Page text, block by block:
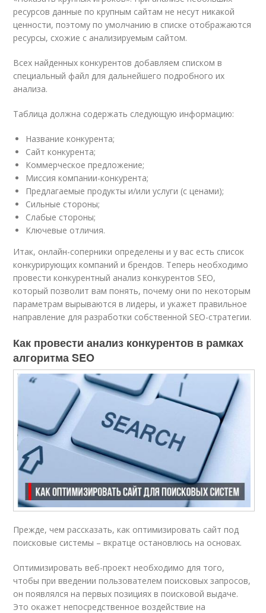
ресурсов данные по крупным сайтам не несут никакой
ценности, поэтому по умолчанию в списке отображаются
ресурсы, схожие с анализируемым сайтом.
Всех найденных конкурентов добавляем списком в
специальный файл для дальнейшего подробного их
анализа.
Таблица должна содержать следующую информацию:
Название конкурента;
Сайт конкурента;
Коммерческое предложение;
Миссия компании-конкурента;
Предлагаемые продукты и/или услуги (с ценами);
Сильные стороны;
Слабые стороны;
Ключевые отличия.
Итак, онлайн-соперники определены и у вас есть список
конкурирующих компаний и брендов. Теперь необходимо
провести конкурентный анализ конкурентов SEO,
который позволит вам понять, почему они по некоторым
параметрам вырываются в лидеры, и укажет правильное
направление для разработки собственной SEO-стратегии.
Как провести анализ конкурентов в рамках
алгоритма SEO
Прежде, чем рассказать, как оптимизировать сайт под
поисковые системы – вкратце остановлюсь на основах.
Оптимизировать веб-проект необходимо для того,
чтобы при введении пользователем поисковых запросов,
он появлялся на первых позициях в поисковой выдаче.
Это окажет непосредственное воздействие на